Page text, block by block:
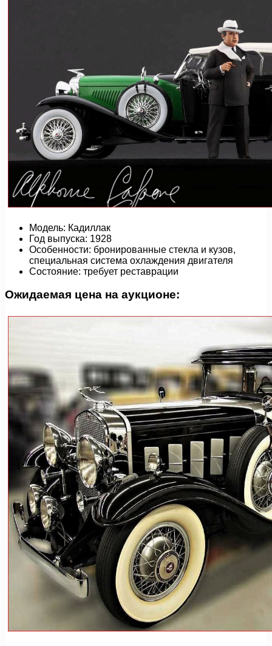
Модель: Кадиллак
Год выпуска: 1928
Особенности: бронированные стекла и кузов,
специальная система охлаждения двигателя
Состояние: требует реставрации
Ожидаемая цена на аукционе: